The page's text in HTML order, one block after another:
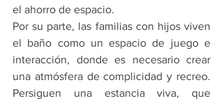
el ahorro de espacio.
Por su parte, las familias con hijos viven
el baño como un espacio de juego e
interacción, donde es necesario crear
una atmósfera de complicidad y recreo.
Persiguen una estancia viva, que